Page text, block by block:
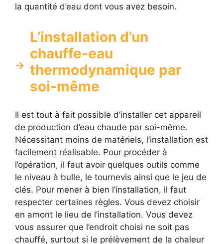
la quantité d’eau dont vous avez besoin.
L’installation d’un
chauffe-eau
thermodynamique par
soi-même
Il est tout à fait possible d’installer cet appareil
de production d’eau chaude par soi-même.
Nécessitant moins de matériels, l’installation est
facilement réalisable. Pour procéder à
l’opération, il faut avoir quelques outils comme
le niveau à bulle, le tournevis ainsi que le jeu de
clés. Pour mener à bien l’installation, il faut
respecter certaines règles. Vous devez choisir
en amont le lieu de l’installation. Vous devez
vous assurer que l’endroit choisi ne soit pas
chauffé, surtout si le prélèvement de la chaleur